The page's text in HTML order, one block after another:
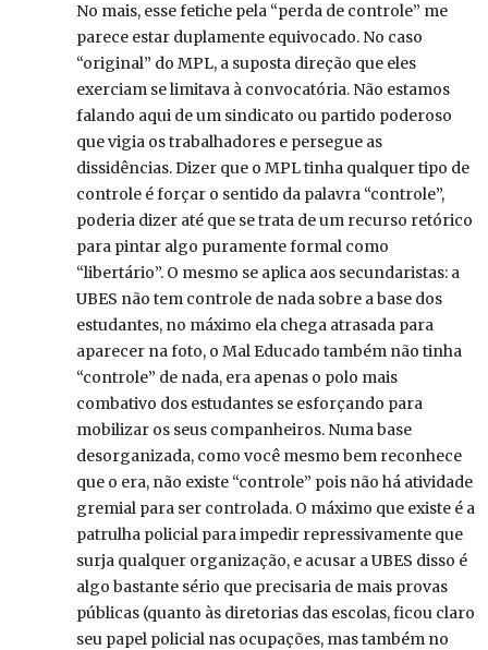
No mais, esse fetiche pela “perda de controle” me
parece estar duplamente equivocado. No caso
“original” do MPL, a suposta direção que eles
exerciam se limitava à convocatória. Não estamos
falando aqui de um sindicato ou partido poderoso
que vigia os trabalhadores e persegue as
dissidências. Dizer que o MPL tinha qualquer tipo de
controle é forçar o sentido da palavra “controle”,
poderia dizer até que se trata de um recurso retórico
para pintar algo puramente formal como
“libertário”. O mesmo se aplica aos secundaristas: a
UBES não tem controle de nada sobre a base dos
estudantes, no máximo ela chega atrasada para
aparecer na foto, o Mal Educado também não tinha
“controle” de nada, era apenas o polo mais
combativo dos estudantes se esforçando para
mobilizar os seus companheiros. Numa base
desorganizada, como você mesmo bem reconhece
que o era, não existe “controle” pois não há atividade
gremial para ser controlada. O máximo que existe é a
patrulha policial para impedir repressivamente que
surja qualquer organização, e acusar a UBES disso é
algo bastante sério que precisaria de mais provas
públicas (quanto às diretorias das escolas, ficou claro
seu papel policial nas ocupações, mas também no